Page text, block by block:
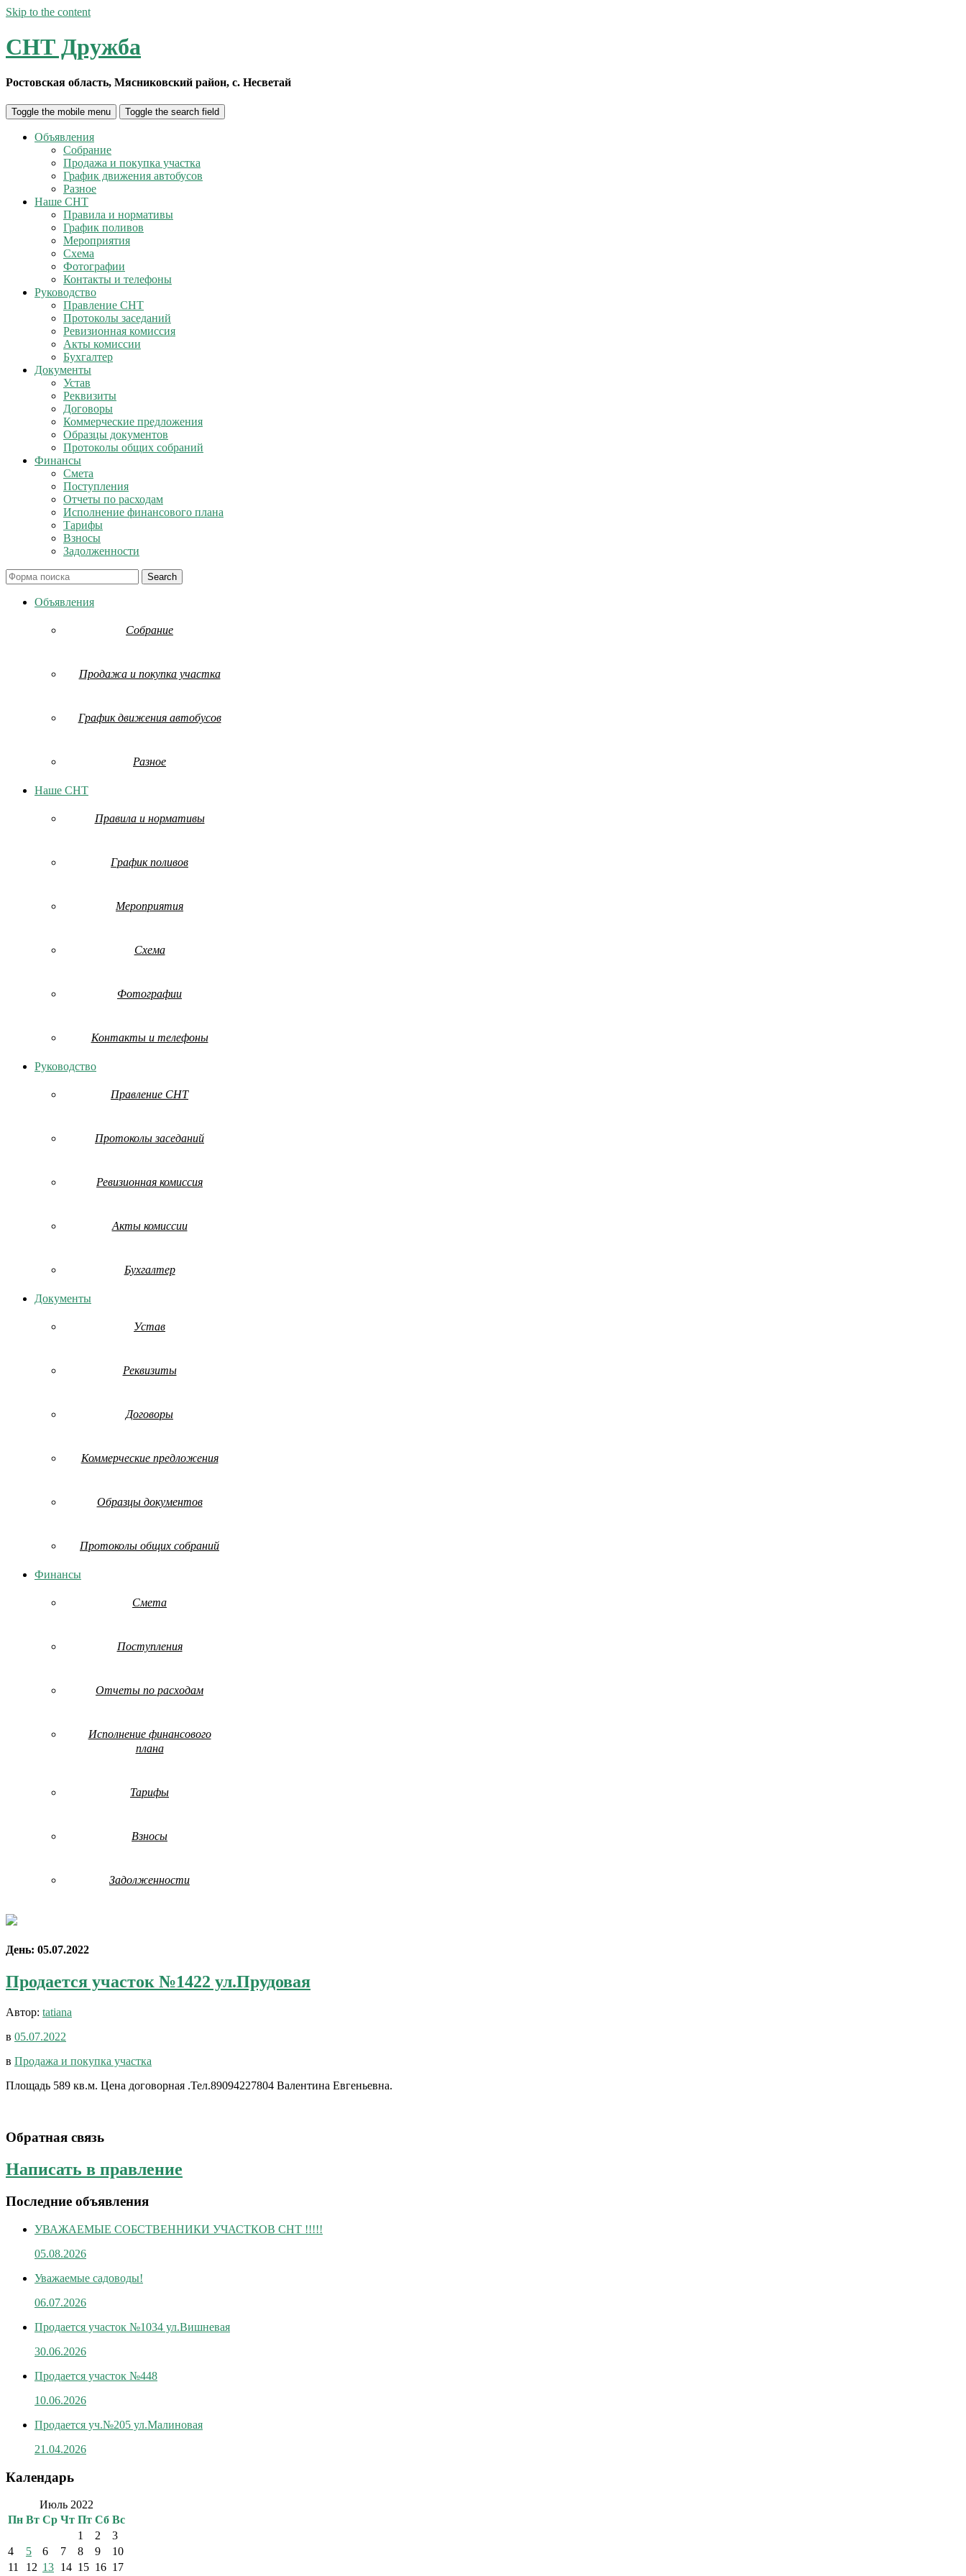
Skip to the content
СНТ Дружба
Ростовская область, Мясниковский район, с. Несветай
Toggle the mobile menu Toggle the search field
Объявления
Собрание
Продажа и покупка участка
График движения автобусов
Разное
Наше СНТ
Правила и нормативы
График поливов
Мероприятия
Схема
Фотографии
Контакты и телефоны
Руководство
Правление СНТ
Протоколы заседаний
Ревизионная комиссия
Акты комиссии
Бухгалтер
Документы
Устав
Реквизиты
Договоры
Коммерческие предложения
Образцы документов
Протоколы общих собраний
Финансы
Смета
Поступления
Отчеты по расходам
Исполнение финансового плана
Тарифы
Взносы
Задолженности
Search
Объявления
Собрание
Продажа и покупка участка
График движения автобусов
Разное
Наше СНТ
Правила и нормативы
График поливов
Мероприятия
Схема
Фотографии
Контакты и телефоны
Руководство
Правление СНТ
Протоколы заседаний
Ревизионная комиссия
Акты комиссии
Бухгалтер
Документы
Устав
Реквизиты
Договоры
Коммерческие предложения
Образцы документов
Протоколы общих собраний
Финансы
Смета
Поступления
Отчеты по расходам
Исполнение финансового
плана
Тарифы
Взносы
Задолженности
День: 05.07.2022
Продается участок №1422 ул.Прудовая
Автор: tatiana
в 05.07.2022
в Продажа и покупка участка
Площадь 589 кв.м. Цена договорная .Тел.89094227804 Валентина Евгеньевна.
Обратная связь
Написать в правление
Последние объявления
УВАЖАЕМЫЕ СОБСТВЕННИКИ УЧАСТКОВ СНТ !!!!!
05.08.2026
Уважаемые садоводы!
06.07.2026
Продается участок №1034 ул.Вишневая
30.06.2026
Продается участок №448
10.06.2026
Продается уч.№205 ул.Малиновая
21.04.2026
Календарь
Июль 2022
Пн Вт Ср Чт Пт Сб Вс
1
2
3
4
5 6 7 8 9
10
11
12 13 14 15 16 17